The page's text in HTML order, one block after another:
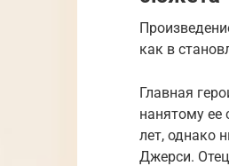
как в
Главная
нанятому ее
лет, однако
Джерси.